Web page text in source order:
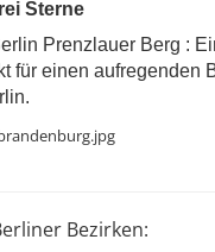
Sterne
Prenzlauer Berg :
für einen aufregenden
Bezirken: